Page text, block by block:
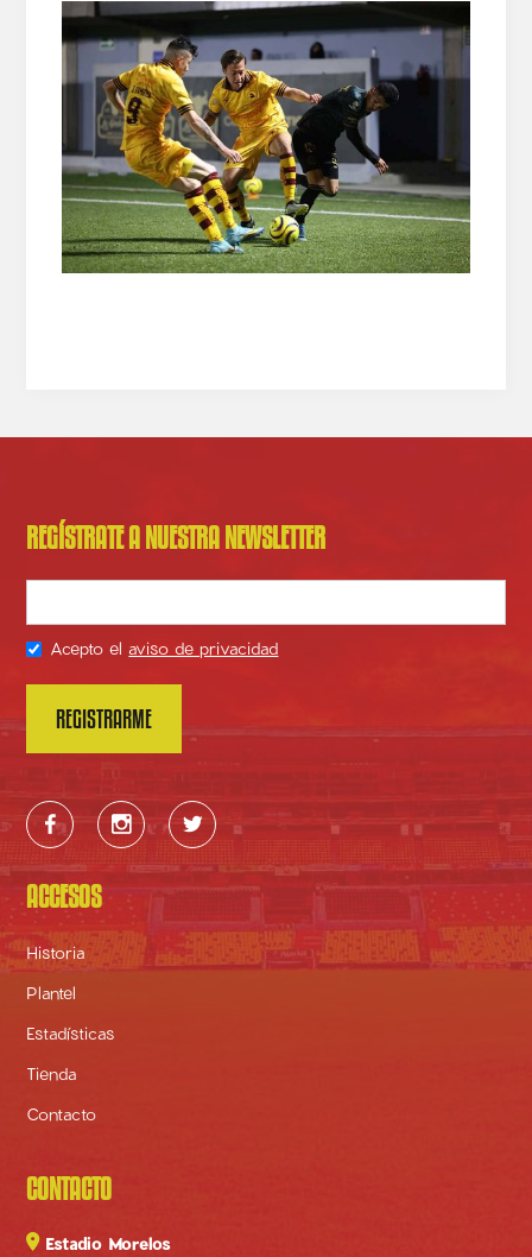
REGÍSTRATE A NUESTRA NEWSLETTER
Acepto el aviso de privacidad
  
ACCESOS
Historia
Plantel
Estadísticas
Tienda
Contacto
CONTACTO
 Estadio Morelos